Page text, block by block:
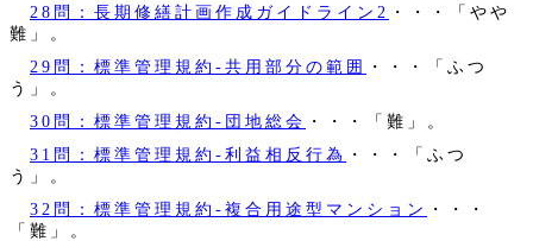
28問：長期修繕計画作成ガイドライン2
・・・「やや
難」。
29問：標準管理規約‐共用部分の範囲
・・・「ふつ
う」。
30問：標準管理規約‐団地総会 ・・・「難」。
31問：標準管理規約‐利益相反行為
・・・「ふつ
う」。
32問：標準管理規約‐複合用途型マンション
・・・
「難」。